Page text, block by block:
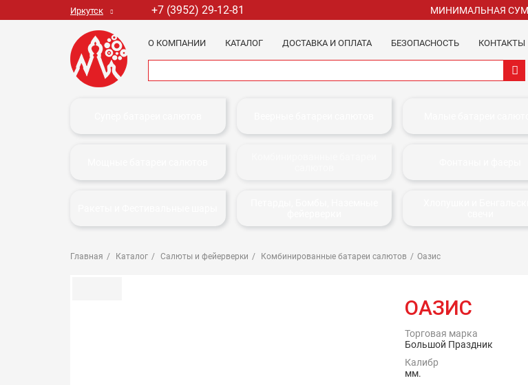
Иркутск +7 (3952) 29-12-81 МИНИМАЛЬНАЯ
О КОМПАНИИ КАТАЛОГ ДОСТАВКА И ОПЛАТА БЕЗОПАСНОСТЬ КОНТАКТЫ
Главная Каталог Салюты и фейерверки Комбинированные батареи салютов Оазис
ОАЗИС
Торговая марка
Большой Праздник
Калибр
мм.